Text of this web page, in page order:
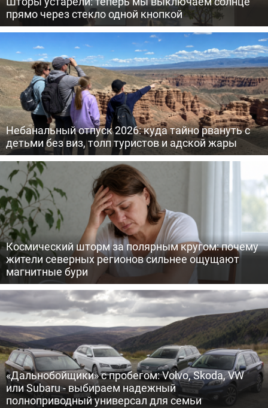
прямо через стекло одной кнопкой
Небанальный отпуск 2026: куда тайно рвануть с
детьми без виз, толп туристов и адской жары
Космический шторм за полярным кругом: почему
жители северных регионов сильнее ощущают
магнитные бури
«Дальнобойщики» с пробегом: Volvo, Skoda, VW
или Subaru - выбираем надежный
полноприводный универсал для семьи